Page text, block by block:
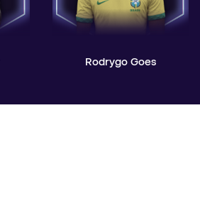
Rodrygo Goes